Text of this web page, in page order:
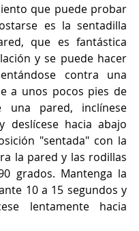
que puede probar
es la sentadilla
que es fantástica
y se puede hacer
contra una
a unos pocos pies de
una pared, inclínese
deslícese hacia abajo
"sentada" con la
la pared y las rodillas
grados. Mantenga la
10 a 15 segundos y
lentamente hacia